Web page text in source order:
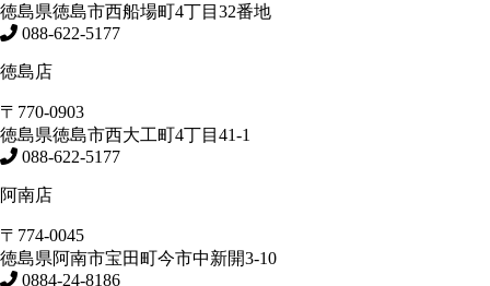
徳島県徳島市西船場町4丁目32番地
088-622-5177
徳島店
〒770-0903
徳島県徳島市西大工町4丁目41-1
088-622-5177
阿南店
〒774-0045
徳島県阿南市宝田町今市中新開3-10
0884-24-8186